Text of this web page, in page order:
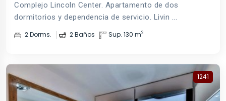
Complejo Lincoln Center. Apartamento de dos
dormitorios y dependencia de servicio. Livin ...
2 Dorms. 2 Baños Sup. 130 m2
1241